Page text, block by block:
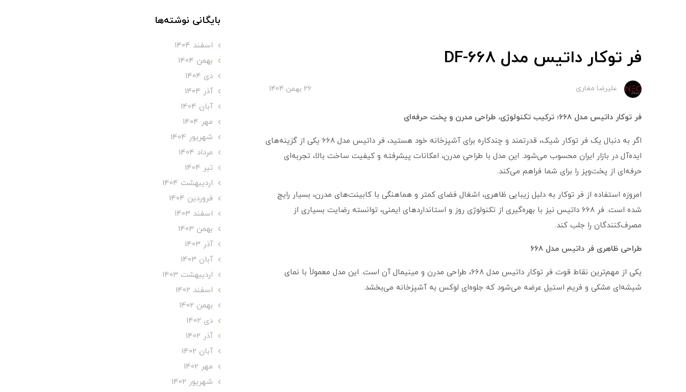
فر توکار داتیس مدل DF-668
علیرضا مغاری 26 بهمن 1404
فر توکار داتیس مدل 668؛ ترکیب تکنولوژی، طراحی مدرن و پخت حرفه‌ای
اگر به دنبال یک فر توکار شیک، قدرتمند و چندکاره برای آشپزخانه خود هستید، فر داتیس مدل 668 یکی از گزینه‌های
ایده‌آل در بازار ایران محسوب می‌شود. این مدل با طراحی مدرن، امکانات پیشرفته و کیفیت ساخت بالا، تجربه‌ای
حرفه‌ای از پخت‌وپز را برای شما فراهم می‌کند.
امروزه استفاده از فر توکار به دلیل زیبایی ظاهری، اشغال فضای کمتر و هماهنگی با کابینت‌های مدرن، بسیار رایج
شده است. فر 668 داتیس نیز با بهره‌گیری از تکنولوژی روز و استانداردهای ایمنی، توانسته رضایت بسیاری از
مصرف‌کنندگان را جلب کند.
طراحی ظاهری فر داتیس مدل 668
یکی از مهم‌ترین نقاط قوت فر توکار داتیس مدل 668، طراحی مدرن و مینیمال آن است. این مدل معمولاً با نمای
شیشه‌ای مشکی و فریم استیل عرضه می‌شود که جلوه‌ای لوکس به آشپزخانه می‌بخشد.
بایگانی نوشته‌ها
اسفند 1404
بهمن 1404
دی 1404
آذر 1404
آبان 1404
مهر 1404
شهریور 1404
مرداد 1404
تير 1404
ارديبهشت 1404
فروردین 1404
اسفند 1403
بهمن 1403
آذر 1403
آبان 1403
ارديبهشت 1403
اسفند 1402
بهمن 1402
دی 1402
آذر 1402
آبان 1402
مهر 1402
شهریور 1402